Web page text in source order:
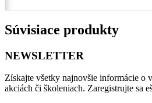
Súvisiace produkty
NEWSLETTER
Získajte všetky najnovšie informácie o
akciách či školeniach. Zaregistrujte sa